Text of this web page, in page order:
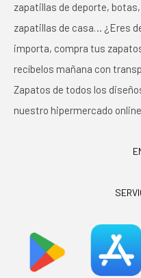
zapatillas de deporte,
zapatillas de casa… ¿Eres
importa, compra tus
recíbelos mañana con
Zapatos de todos los
nuestro hipermercado